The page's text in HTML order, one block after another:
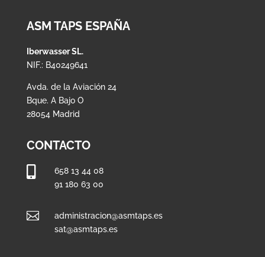
ASM TAPS ESPAÑA
Iberwasser SL.
NIF.: B40249641
Avda. de la Aviación 24
Bque. A Bajo O
28054 Madrid
CONTACTO
658 13 44 08
91 180 63 00

administracion@asmtaps.es
sat@asmtaps.es